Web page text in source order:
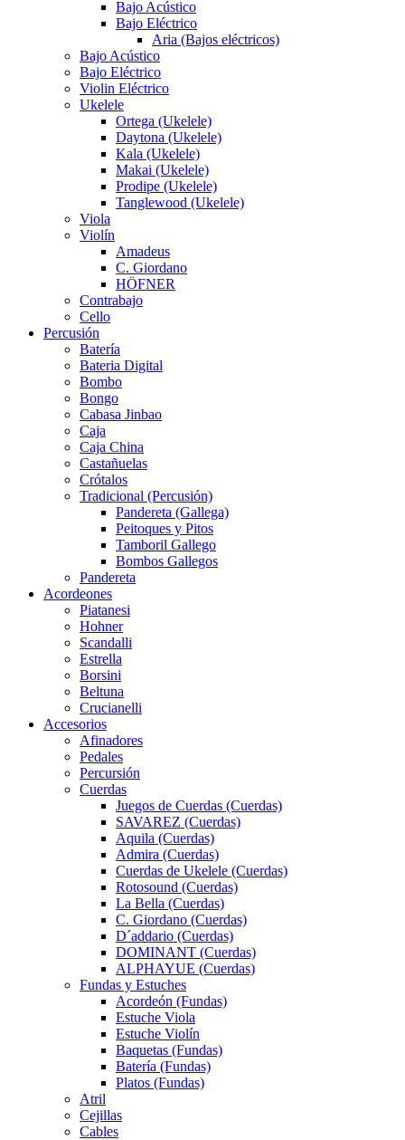
Bajo Acústico
Bajo Eléctrico
Aria (Bajos eléctricos)
Bajo Acústico
Bajo Eléctrico
Violin Eléctrico
Ukelele
Ortega (Ukelele)
Daytona (Ukelele)
Kala (Ukelele)
Makai (Ukelele)
Prodipe (Ukelele)
Tanglewood (Ukelele)
Viola
Violín
Amadeus
C. Giordano
HÖFNER
Contrabajo
Cello
Percusión
Batería
Bateria Digital
Bombo
Bongo
Cabasa Jinbao
Caja
Caja China
Castañuelas
Crótalos
Tradicional (Percusión)
Pandereta (Gallega)
Peitoques y Pitos
Tamboril Gallego
Bombos Gallegos
Pandereta
Acordeones
Piatanesi
Hohner
Scandalli
Estrella
Borsini
Beltuna
Crucianelli
Accesorios
Afinadores
Pedales
Percursión
Cuerdas
Juegos de Cuerdas (Cuerdas)
SAVAREZ (Cuerdas)
Aquila (Cuerdas)
Admira (Cuerdas)
Cuerdas de Ukelele (Cuerdas)
Rotosound (Cuerdas)
La Bella (Cuerdas)
C. Giordano (Cuerdas)
D´addario (Cuerdas)
DOMINANT (Cuerdas)
ALPHAYUE (Cuerdas)
Fundas y Estuches
Acordeón (Fundas)
Estuche Viola
Estuche Violín
Baquetas (Fundas)
Batería (Fundas)
Platos (Fundas)
Atril
Cejillas
Cables